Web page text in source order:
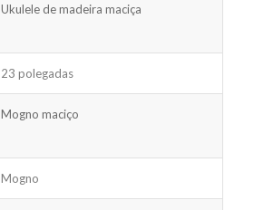
Ukulele de madeira maciça
23 polegadas
Mogno maciço
Mogno